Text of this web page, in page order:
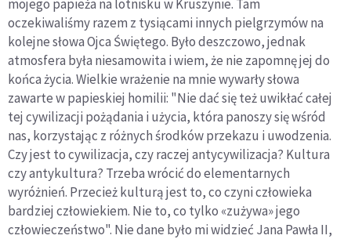
mojego papieża na lotnisku w Kruszynie. Tam
oczekiwaliśmy razem z tysiącami innych pielgrzymów na
kolejne słowa Ojca Świętego. Było deszczowo, jednak
atmosfera była niesamowita i wiem, że nie zapomnę jej do
końca życia. Wielkie wrażenie na mnie wywarły słowa
zawarte w papieskiej homilii: "Nie dać się też uwikłać całej
tej cywilizacji pożądania i użycia, która panoszy się wśród
nas, korzystając z różnych środków przekazu i uwodzenia.
Czy jest to cywilizacja, czy raczej antycywilizacja? Kultura
czy antykultura? Trzeba wrócić do elementarnych
wyróżnień. Przecież kulturą jest to, co czyni człowieka
bardziej człowiekiem. Nie to, co tylko «zużywa» jego
człowieczeństwo". Nie dane było mi widzieć Jana Pawła II,